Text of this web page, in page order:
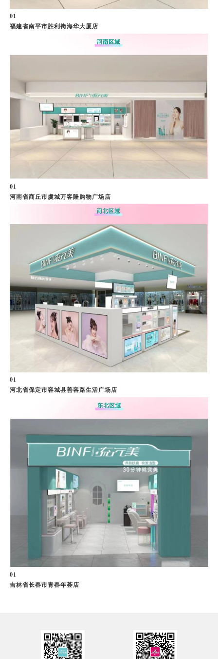
01
福建省南平市胜利街海华大厦店
01
河南省商丘市虞城万客隆购物广场店
01
河北省保定市容城县善容路生活广场店
01
吉林省长春市青春年荟店